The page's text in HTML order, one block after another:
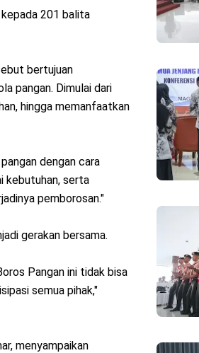
kepada 201 balita
bertujuan
pangan. Dimulai dari
hingga memanfaatkan
dengan cara
kebutuhan, serta
pemborosan."
gerakan bersama.
Pangan ini tidak bisa
semua pihak,"
menyampaikan